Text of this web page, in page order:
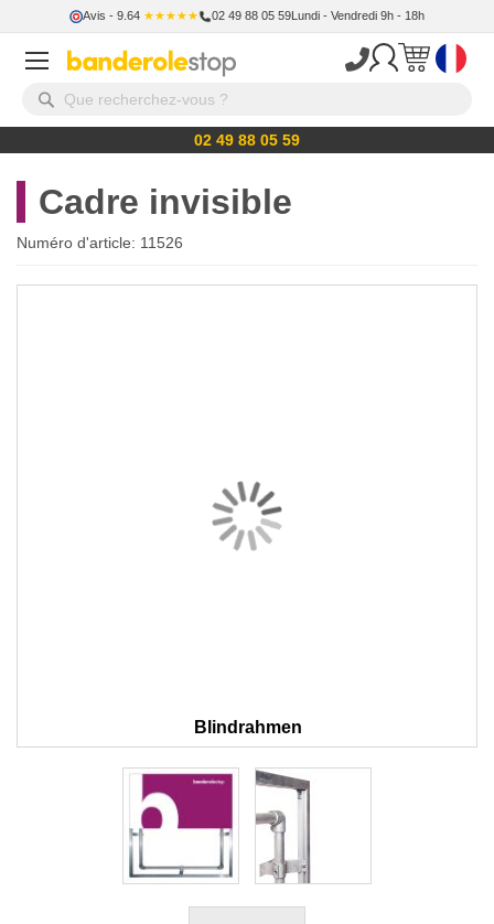
Avis - 9.64 ★★★★★ 02 49 88 05 59Lundi - Vendredi 9h - 18h
02 49 88 05 59
Cadre invisible
Numéro d'article: 11526
Blindrahmen